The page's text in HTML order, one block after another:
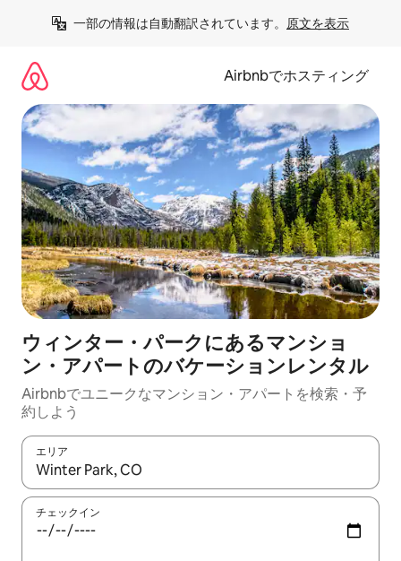
一部の情報は自動翻訳されています。 原文を表示
Airbnbでホスティング
ウィンター・パークにあるマンショ
ン・アパートのバケーションレンタル
Airbnbでユニークなマンション・アパートを検索・予
約しよう
エリア
検索結果が表示されたら、上下の矢印キーを使って移動するか
チェックイン